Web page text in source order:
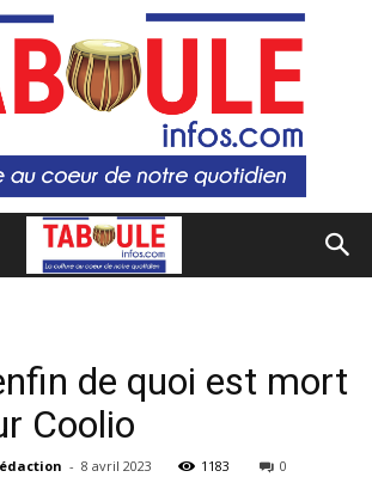
de quoi est mort
Coolio
- 8 avril 2023 1183 0